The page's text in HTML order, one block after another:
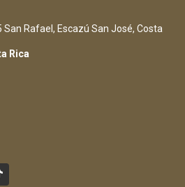
Rafael, Escazú San José, Costa
Rica